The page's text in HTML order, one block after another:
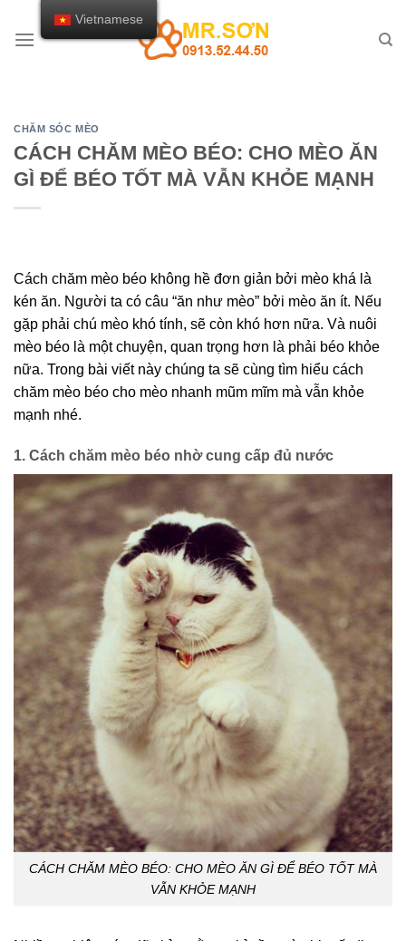
đến
CHĂM SÓC MÈO
CÁCH CHĂM MÈO BÉO: CHO MÈO ĂN
GÌ ĐỂ BÉO TỐT MÀ VẪN KHỎE MẠNH
Cách chăm mèo béo không hề đơn giản bởi mèo khá là
kén ăn. Người ta có câu “ăn như mèo” bởi mèo ăn ít. Nếu
gặp phải chú mèo khó tính, sẽ còn khó hơn nữa. Và nuôi
mèo béo là một chuyện, quan trọng hơn là phải béo khỏe
nữa. Trong bài viết này chúng ta sẽ cùng tìm hiểu cách
chăm mèo béo cho mèo nhanh mũm mĩm mà vẫn khỏe
mạnh nhé.
1. Cách chăm mèo béo nhờ cung cấp đủ nước
CÁCH CHĂM MÈO BÉO: CHO MÈO ĂN GÌ ĐỂ BÉO TỐT MÀ
VẪN KHỎE MẠNH
Vietnamese